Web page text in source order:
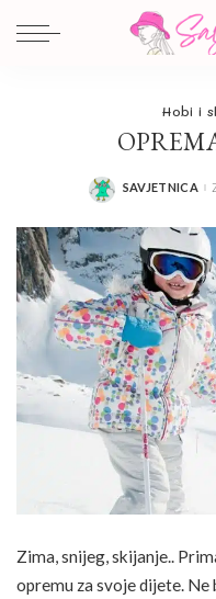
Hobi i
POSTED
SAVJETNICA
Zima, snijeg, skijanje..
opremu za svoje dijete. Ne